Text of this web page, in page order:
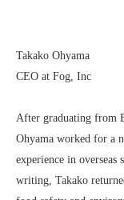
Takako Ohyama
CEO at Fog, Inc
After graduating from
Ohyama worked for a
experience in
writing, Takako